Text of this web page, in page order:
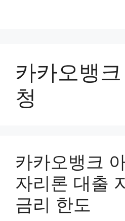
카카오뱅
청
카카오뱅크
자리론 대출
금리 한도